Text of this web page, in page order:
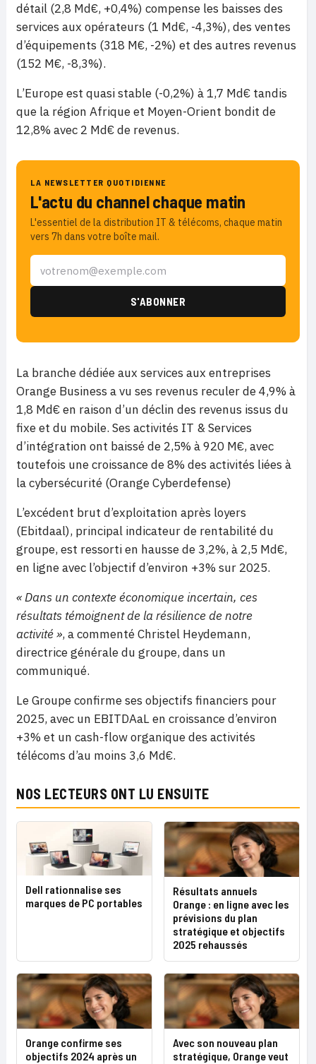
détail (2,8 Md€, +0,4%) compense les baisses des
services aux opérateurs (1 Md€, -4,3%), des ventes
d’équipements (318 M€, -2%) et des autres revenus
(152 M€, -8,3%).
L’Europe est quasi stable (-0,2%) à 1,7 Md€ tandis
que la région Afrique et Moyen-Orient bondit de
12,8% avec 2 Md€ de revenus.
LA NEWSLETTER QUOTIDIENNE
L'actu du channel chaque matin
L'essentiel de la distribution IT & télécoms, chaque matin
vers 7h dans votre boîte mail.
La branche dédiée aux services aux entreprises
Orange Business a vu ses revenus reculer de 4,9% à
1,8 Md€ en raison d’un déclin des revenus issus du
fixe et du mobile. Ses activités IT & Services
d’intégration ont baissé de 2,5% à 920 M€, avec
toutefois une croissance de 8% des activités liées à
la cybersécurité (Orange Cyberdefense)
L’excédent brut d’exploitation après loyers
(Ebitdaal), principal indicateur de rentabilité du
groupe, est ressorti en hausse de 3,2%, à 2,5 Md€,
en ligne avec l’objectif d’environ +3% sur 2025.
« Dans un contexte économique incertain, ces
résultats témoignent de la résilience de notre
activité », a commenté Christel Heydemann,
directrice générale du groupe, dans un
communiqué.
Le Groupe confirme ses objectifs financiers pour
2025, avec un EBITDAaL en croissance d’environ
+3% et un cash-flow organique des activités
télécoms d’au moins 3,6 Md€.
NOS LECTEURS ONT LU ENSUITE
Dell rationnalise ses
marques de PC portables
Résultats annuels
Orange : en ligne avec les
prévisions du plan
stratégique et objectifs
2025 rehaussés
Orange confirme ses
objectifs 2024 après un
Avec son nouveau plan
stratégique, Orange veut